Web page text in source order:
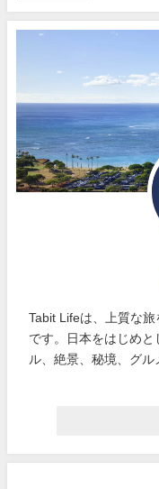
Tabit Lifeは、上質な
です。日本をはじめ
ル、絶景、秘境、グル